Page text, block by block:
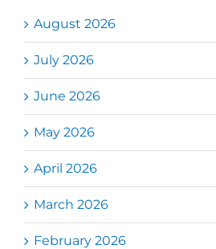
August 2026
July 2026
June 2026
May 2026
April 2026
March 2026
February 2026